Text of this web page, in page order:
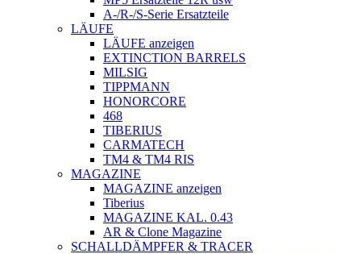
A-/R-/S-Serie Ersatzteile
LÄUFE
LÄUFE anzeigen
EXTINCTION BARRELS
MILSIG
TIPPMANN
HONORCORE
468
TIBERIUS
CARMATECH
TM4 & TM4 RIS
MAGAZINE
MAGAZINE anzeigen
Tiberius
MAGAZINE KAL. 0.43
AR & Clone Magazine
SCHALLDÄMPFER & TRACER